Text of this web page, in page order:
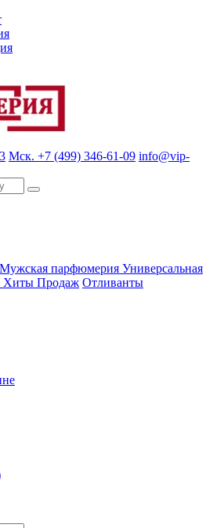
Мск. +7 (499) 346-61-09 info@vip-
Мужская парфюмерия Универсальная
Хиты Продаж Отливанты